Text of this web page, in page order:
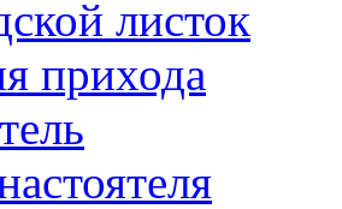
листок
прихода